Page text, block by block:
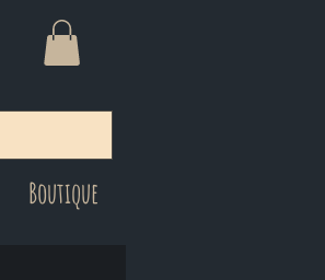
Boutique